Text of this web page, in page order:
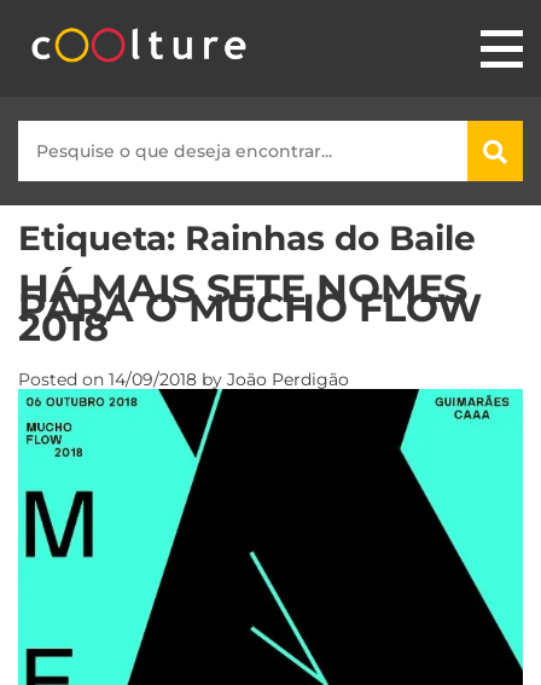
Etiqueta: Rainhas do Baile
HÁ MAIS SETE NOMES
PARA O MUCHO FLOW
2018
Posted on 14/09/2018 by João Perdigão